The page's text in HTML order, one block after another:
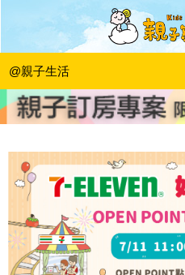
@親子生活
一起同樂做公益！
【OPEN!小將】周
KidsPlay活動企劃|2019-07-05